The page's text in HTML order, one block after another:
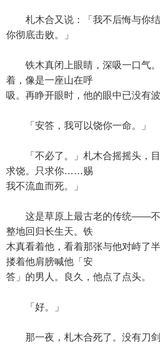
札木合又说：「我不后悔与你
你彻底击败。」
铁木真闭上眼睛，深吸一口气。
着，像是一座山在呼
吸。再睁开眼时，他的眼中已没有波
「安答，我可以饶你一命。」
「不必了。」札木合摇摇头，目
求饶。只求你……赐
我不流血而死。」
这是草原上最古老的传统——不
整地回归长生天。铁
木真看着他，看着那张与他对峙了
搂着他肩膀喊他「安
答」的男人。良久，他点了点头。
「好。」
那一夜，札木合死了。没有刀剑